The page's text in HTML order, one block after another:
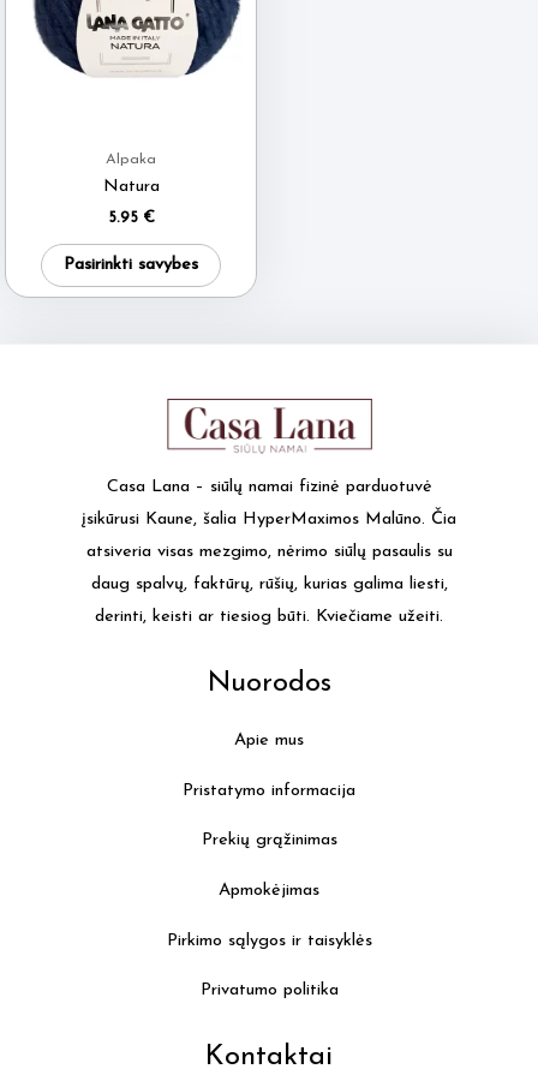
Alpaka
Natura
5.95 €
Pasirinkti savybes
product
multiple
options
may
be
chosen
on
the
page
Casa Lana – siūlų namai fizinė parduotuvė
įsikūrusi Kaune, šalia HyperMaximos Malūno. Čia
atsiveria visas mezgimo, nėrimo siūlų pasaulis su
daug spalvų, faktūrų, rūšių, kurias galima liesti,
derinti, keisti ar tiesiog būti. Kviečiame užeiti.
Nuorodos
Apie mus
Pristatymo informacija
Prekių grąžinimas
Apmokėjimas
Pirkimo sąlygos ir taisyklės
Privatumo politika
Kontaktai